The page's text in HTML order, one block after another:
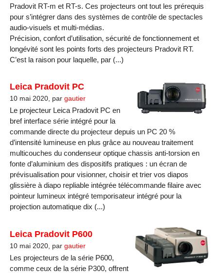
Pradovit RT-m et RT-s. Ces projecteurs ont tout les prérequis
pour s’intégrer dans des systèmes de contrôle de spectacles
audio-visuels et multi-médias.
Précision, confort d’utilisation, sécurité de fonctionnement et
longévité sont les points forts des projecteurs Pradovit RT.
C’est la raison pour laquelle, par (...)
Leica Pradovit PC
10 mai 2020, par gautier
Le projecteur Leica Pradovit PC en
bref interface série intégré pour la
commande directe du projecteur depuis un PC 20 %
d’intensité lumineuse en plus grâce au nouveau traitement
multicouches du condenseur optique chassis anti-torsion en
fonte d’aluminium des dispositifs pratiques : un écran de
prévisualisation pour visionner, choisir et trier vos diapos
glissière à diapo repliable intégrée télécommande filaire avec
pointeur lumineux intégré temporisateur intégré pour la
projection automatique dix (...)
Leica Pradovit P600
10 mai 2020, par gautier
Les projecteurs de la série P600,
comme ceux de la série P300, offrent